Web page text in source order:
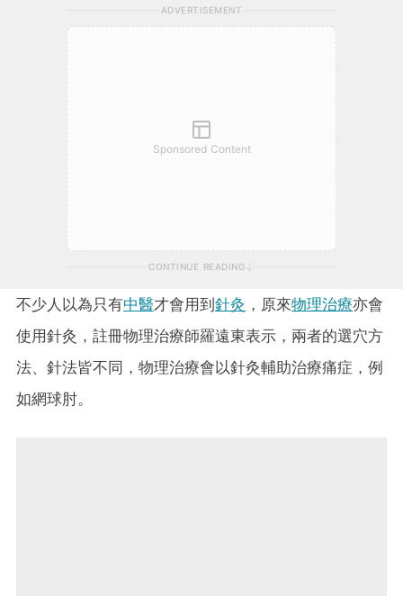
ADVERTISEMENT
Sponsored Content
CONTINUE READING
不少人以為只有中醫才會用到針灸 ，原來物理治療亦會
使用針灸，註冊物理治療師羅遠東表示，兩者的選穴方
法、針法皆不同，物理治療會以針灸輔助治療痛症，例
如網球肘。